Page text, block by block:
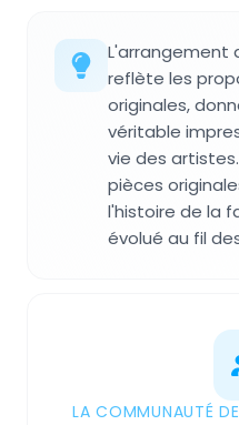
L'arrangement
reflète les
originales,
véritable
vie des
pièces
l'histoire de la
évolué au fil
LA COMMUNAUTÉ